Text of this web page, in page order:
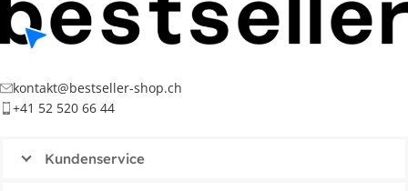
kontakt@bestseller-shop.ch
+41 52 520 66 44
Kundenservice